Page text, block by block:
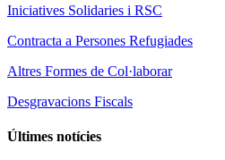
Iniciatives Solidaries i RSC
Contracta a Persones Refugiades
Altres Formes de Col·laborar
Desgravacions Fiscals
Últimes notícies